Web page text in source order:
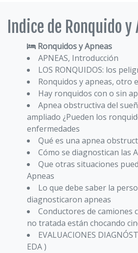
Indice de Ronquido y
Ronquidos y Apneas
APNEAS, Introducción
LOS RONQUIDOS: los
Ronquidos y apneas, otro
Hay ronquidos con o sin
Apnea obstructiva del
ampliado ¿Pueden los
enfermedades
Qué es una apnea
Cómo se diagnostican las
Que otras situaciones
Apneas
Lo que debe saber la
diagnosticaron apneas
Conductores de camiones
no tratada están chocando
EVALUACIONES
EDA )